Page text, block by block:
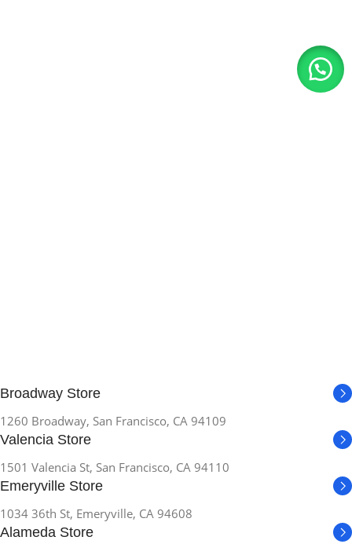
Broadway Store
1260 Broadway, San Francisco, CA 94109
Valencia Store
1501 Valencia St, San Francisco, CA 94110
Emeryville Store
1034 36th St, Emeryville, CA 94608
Alameda Store